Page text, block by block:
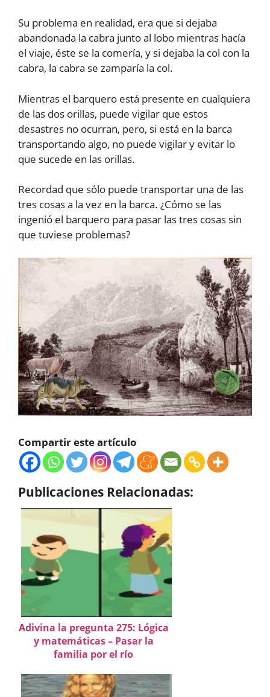
Su problema en realidad, era que si dejaba
abandonada la cabra junto al lobo mientras hacía
el viaje, éste se la comería, y si dejaba la col con la
cabra, la cabra se zamparía la col.
Mientras el barquero está presente en cualquiera
de las dos orillas, puede vigilar que estos
desastres no ocurran, pero, si está en la barca
transportando algo, no puede vigilar y evitar lo
que sucede en las orillas.
Recordad que sólo puede transportar una de las
tres cosas a la vez en la barca. ¿Cómo se las
ingenió el barquero para pasar las tres cosas sin
que tuviese problemas?
Compartir este artículo
Publicaciones Relacionadas:
Adivina la pregunta 275: Lógica
y matemáticas – Pasar la
familia por el río